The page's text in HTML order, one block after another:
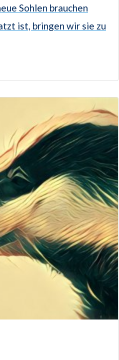
Sohlen brauchen
ist, bringen wir sie zu